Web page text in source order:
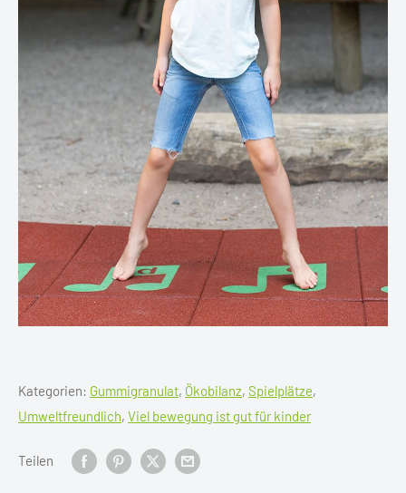
Kategorien: Gummigranulat, Ökobilanz, Spielplätze,
Umweltfreundlich, Viel bewegung ist gut für kinder
Teilen